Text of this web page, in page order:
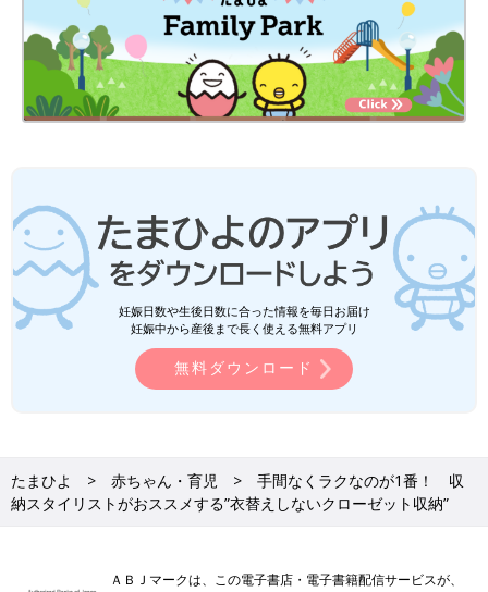
妊娠日数や生後日数に合った情報を毎日お届け
妊娠中から産後まで長く使える無料アプリ
無料ダウンロード
たまひよ 赤ちゃん・育児
手間なくラクなのが1番！ 収
納スタイリストがおススメする”衣替えしないクローゼット収納”
ＡＢＪマークは、この電子書店・電子書籍配信サービスが、